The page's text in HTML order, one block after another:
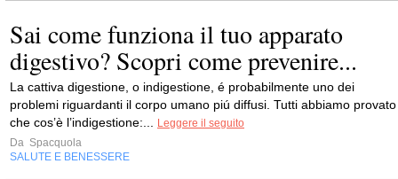
Sai come funziona il tuo apparato
digestivo? Scopri come prevenire...
La cattiva digestione, o indigestione, é probabilmente uno dei
problemi riguardanti il corpo umano piú diffusi. Tutti abbiamo provato
che cos’è l’indigestione:...
Leggere il seguito
Da Spacquola
SALUTE E BENESSERE